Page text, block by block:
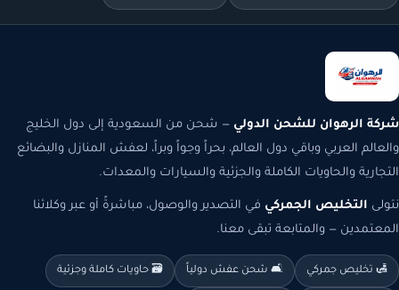
شركة الرهوان للشحن الدولي — شحن من السعودية إلى دول الخليج
والعالم العربي وباقي دول العالم، بحراً وجواً وبراً، لعفش المنازل والبضائع
التجارية والحاويات الكاملة والجزئية والسيارات والمعدات.
نتولى التخليص الجمركي في التصدير والوصول، مباشرةً أو عبر وكلائنا
المعتمدين — والمتابعة تبقى معنا.
🛃 تخليص جمركي 🛋️ شحن عفش دولياً 🗃️ حاويات كاملة وجزئية